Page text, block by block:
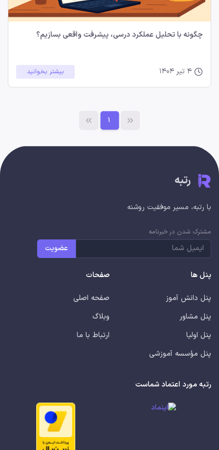
چگونه با تحلیل عملکرد درسی، پیشرفت واقعی بسازیم؟
بیشتر بخوانید
1
رتبه
با رتبه، مسیر موفقیت روشنه
مشترک شدن در خبرنامه
عضویت
پنل ها
پنل دانش آموز
پنل مشاور
پنل اولیا
پنل مؤسسه آموزشی
صفحات
صفحه اصلی
وبلاگ
ارتباط با ما
رتبه مورد اعتماد شماست